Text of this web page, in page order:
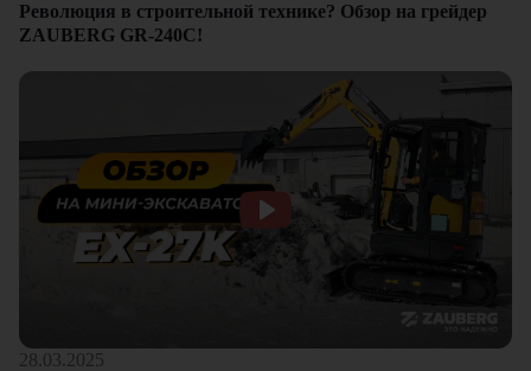
Революция в строительной технике? Обзор на грейдер
ZAUBERG GR-240C!
28.03.2025